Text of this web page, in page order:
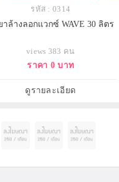
รหัส : 0314
าล้างลอกแวกซ์ WAVE 30 ลิตร
views 383 คน
ราคา 0 บาท
ดูรายละเอียด